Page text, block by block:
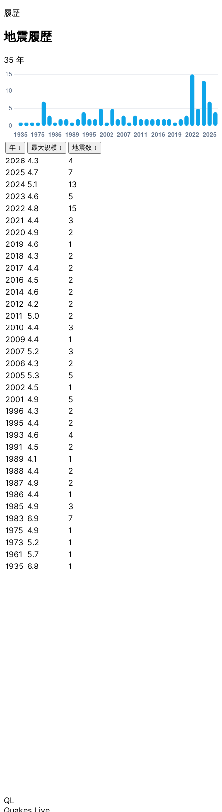
履歴
地震履歴
35 年
年 ↓ 最大規模 ↕ 地震数 ↕
2026 4.3
4
2025 4.7
7
2024 5.1
13
2023 4.6
5
2022 4.8
15
2021 4.4
3
2020 4.9
2
2019 4.6
1
2018 4.3
2
2017 4.4
2
2016 4.5
2
2014 4.6
2
2012 4.2
2
2011 5.0
2
2010 4.4
3
2009 4.4
1
2007 5.2
3
2006 4.3
2
2005 5.3
5
2002 4.5
1
2001 4.9
5
1996 4.3
2
1995 4.4
2
1993 4.6
4
1991 4.5
2
1989 4.1
1
1988 4.4
2
1987 4.9
2
1986 4.4
1
1985 4.9
3
1983 6.9
7
1975 4.9
1
1973 5.2
1
1961 5.7
1
1935 6.8 1
QL
Quakes Live